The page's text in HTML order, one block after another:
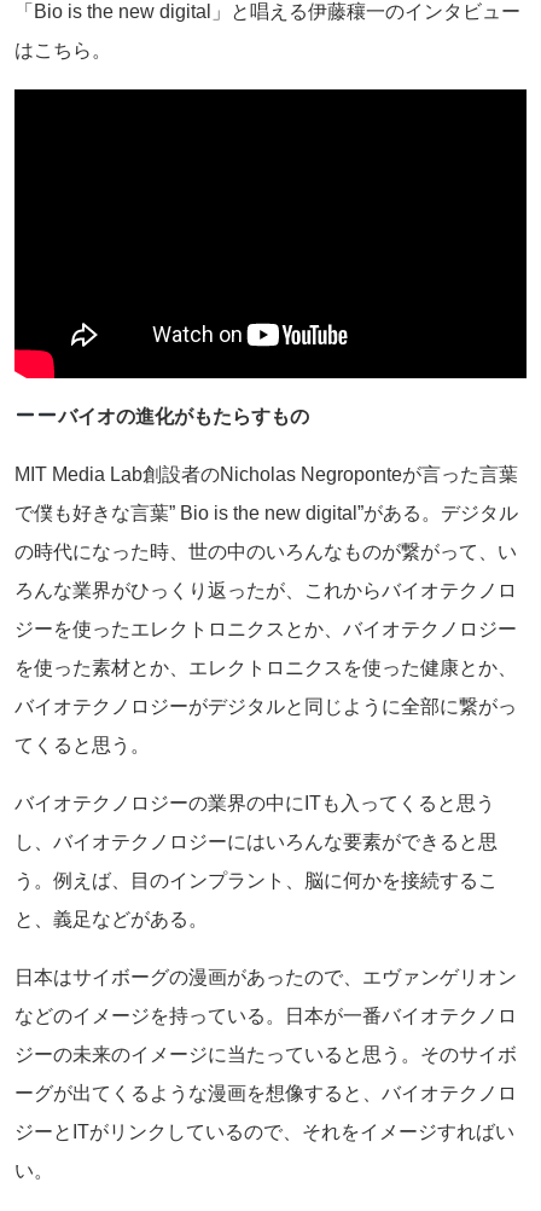
「Bio is the new digital」と唱える伊藤穰一のインタビュー
はこちら。
バイオの進化がもたらすもの
MIT Media Lab創設者のNicholas Negroponteが言った言葉
で僕も好きな言葉” Bio is the new digital”がある。デジタル
の時代になった時、世の中のいろんなものが繋がって、い
ろんな業界がひっくり返ったが、これからバイオテクノロ
ジーを使ったエレクトロニクスとか、バイオテクノロジー
を使った素材とか、エレクトロニクスを使った健康とか、
バイオテクノロジーがデジタルと同じように全部に繋がっ
てくると思う。
バイオテクノロジーの業界の中にITも入ってくると思う
し、バイオテクノロジーにはいろんな要素ができると思
う。例えば、目のインプラント、脳に何かを接続するこ
と、義足などがある。
日本はサイボーグの漫画があったので、エヴァンゲリオン
などのイメージを持っている。日本が一番バイオテクノロ
ジーの未来のイメージに当たっていると思う。そのサイボ
ーグが出てくるような漫画を想像すると、バイオテクノロ
ジーとITがリンクしているので、それをイメージすればい
い。